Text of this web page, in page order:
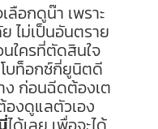
อกดูน๊า เพราะ
ไม่เป็นอันตราย
ใครที่ตัดสินใจ
บท็อกซ์กี่ยูนิตดี
ง ก่อนฉีดต้องเต
งดูแลตัวเอง